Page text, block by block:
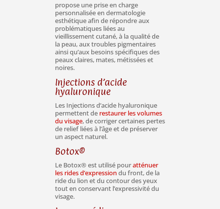
propose une prise en charge
personnalisée en dermatologie
esthétique afin de répondre aux
problématiques liées au
vieillissement cutané, à la qualité de
la peau, aux troubles pigmentaires
ainsi qu’aux besoins spécifiques des
peaux claires, mates, métissées et
noires.
Injections d’acide
hyaluronique
Les Injections d’acide hyaluronique
permettent de restaurer les volumes
du visage, de corriger certaines pertes
de relief liées à l’âge et de préserver
un aspect naturel.
Botox®
Le Botox® est utilisé pouratténuer
les rides d’expression du front, de la
ride du lion et du contour des yeux
tout en conservant l’expressivité du
visage.